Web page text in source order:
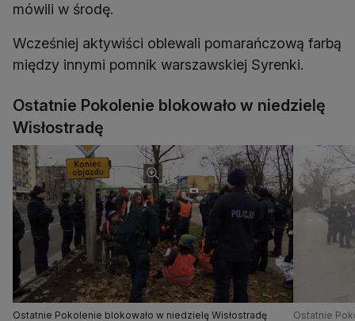
mówili w środę.
Wcześniej aktywiści oblewali pomarańczową farbą
między innymi pomnik warszawskiej Syrenki.
Ostatnie Pokolenie blokowało w niedzielę
Wisłostradę
Ostatnie Pokolenie blokowało w niedzielę Wisłostradę
Ostatnie